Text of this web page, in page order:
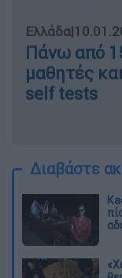
Ελλάδα|
Πάνω από
μαθητές
self tests
Διαβάστε